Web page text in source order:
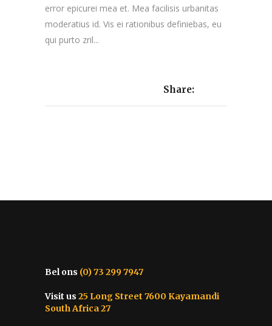
error epicurei mea et. Mea facilisis urbanitas
moderatius id. Vis ei rationibus definiebas, eu
qui purto zril...
Share:
Bel ons (0) 73 299 7947
Visit us 25 Long Street 7600 Kayamandi
South Africa 27